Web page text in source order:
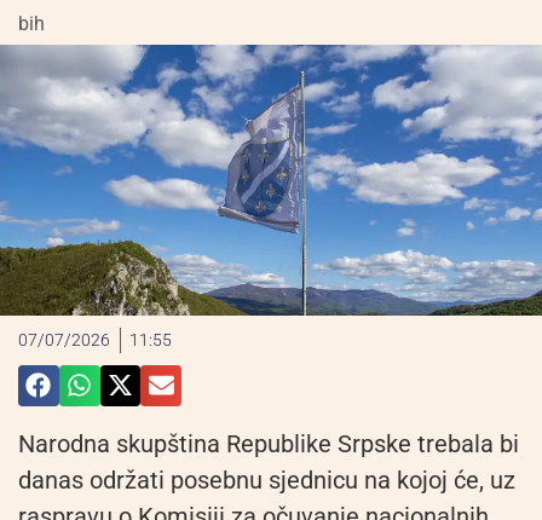
bih
07/07/2026 11:55
Narodna skupština Republike Srpske trebala bi
danas održati posebnu sjednicu na kojoj će, uz